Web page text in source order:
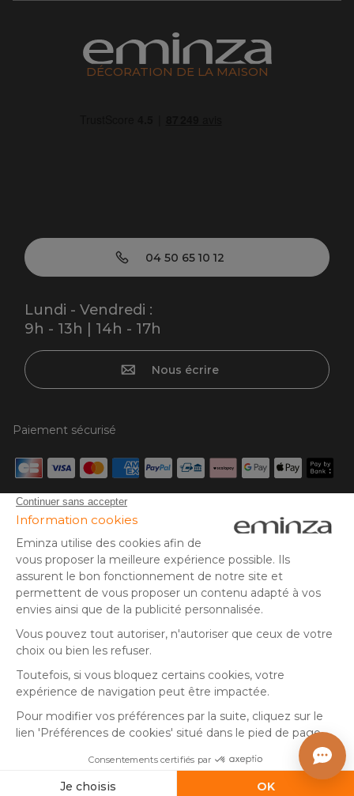
DÉCORATION DE LA MAISON
04 50 65 10 12
Lundi - Vendredi :
9h - 13h | 14h - 17h
Nous écrire
Paiement sécurisé
Carte bancaire, PayPal, virement bancaire, 3x ou 4x par CB
à partir de 50€, Google/Apple Pay.
Suivez-nous sur :
© Copyright 2025 Eminza | Tous droits réservés |
ITALIE
NEDERLAND
SUISSE
DANMARK
* Vous disposez de 30 jours (à compter de la réception ou du
retrait de votre colis) pour effectuer un retour de produits et
** Expédition le jour même pour toute commande passée avant
14 h (jours ouvrés - hors livraison éco)